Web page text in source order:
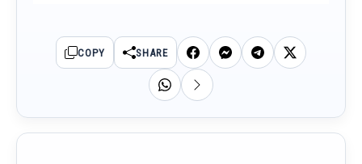
COPY SHARE